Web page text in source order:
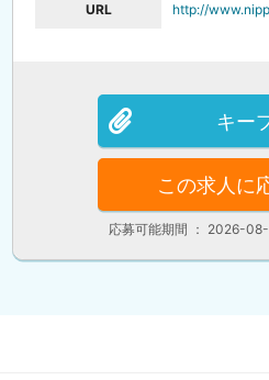
URL http://
キー
この求人に
応募可能期間 ： 2026-